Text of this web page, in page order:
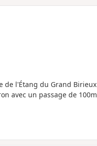
de l'Étang du Grand Birieux
avec un passage de 100m